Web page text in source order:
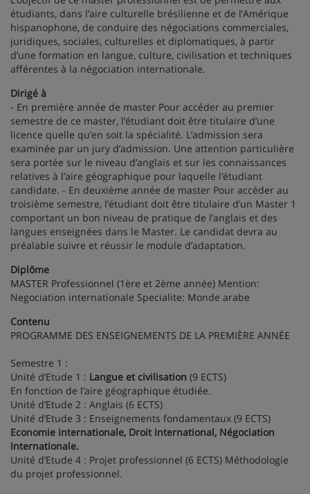
étudiants, dans l’aire culturelle brésilienne et de l’Amérique
hispanophone, de conduire des négociations commerciales,
juridiques, sociales, culturelles et diplomatiques, à partir
d’une formation en langue, culture, civilisation et techniques
afférentes à la négociation internationale.
Dirigé à
- En première année de master Pour accéder au premier
semestre de ce master, l’étudiant doit être titulaire d’une
licence quelle qu’en soit la spécialité. L’admission sera
examinée par un jury d’admission. Une attention particulière
sera portée sur le niveau d’anglais et sur les connaissances
relatives à l’aire géographique pour laquelle l’étudiant
candidate. - En deuxième année de master Pour accéder au
troisième semestre, l’étudiant doit être titulaire d’un Master 1
comportant un bon niveau de pratique de l’anglais et des
langues enseignées dans le Master. Le candidat devra au
préalable suivre et réussir le module d’adaptation.
Diplôme
MASTER Professionnel (1ère et 2ème année) Mention:
Negociation internationale Specialite: Monde arabe
Contenu
PROGRAMME DES ENSEIGNEMENTS DE LA PREMIÈRE ANNÉE
Semestre 1 :
Unité d’Etude 1 : Langue et civilisation (9 ECTS)
En fonction de l’aire géographique étudiée.
Unité d’Etude 2 : Anglais (6 ECTS)
Unité d’Etude 3 : Enseignements fondamentaux (9 ECTS)
Economie internationale, Droit International, Négociation
Internationale.
Unité d’Etude 4 : Projet professionnel (6 ECTS) Méthodologie
du projet professionnel.